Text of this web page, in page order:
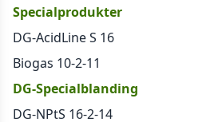
Specialprodukter
DG-AcidLine S 16
Biogas 10-2-11
DG-Specialblanding
DG-NPtS 16-2-14